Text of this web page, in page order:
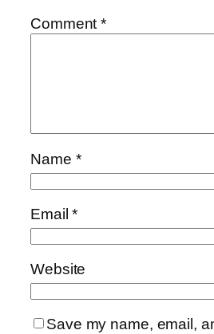
Comment*
Name *
Email*
Website
Save my name, email,